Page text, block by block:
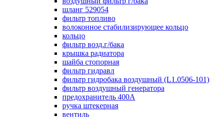
шланг 529054
фильтр топливо
волоконное стабилизирующее кольцо
кольцо
фильтр возд.г/бака
крышка радиатора
шайба стопорная
фильтр гидравл
фильтр гидробака воздушный (L1.0506-101)
фильтр воздушный генератора
предохранитель 400А
ручка штекерная
вентиль